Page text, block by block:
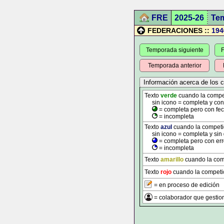
FRE 2025-26
FEDERACIONES ::
Temporada siguiente
Temporada anterior
Texto verde cuando la
sin icono = completa y
= completa pero con
= incompleta
Texto azul cuando la
sin icono = completa y sin
= completa pero con
= incompleta
Texto amarillo cuando la
Texto rojo cuando la
= en proceso de edición
= colaborador que